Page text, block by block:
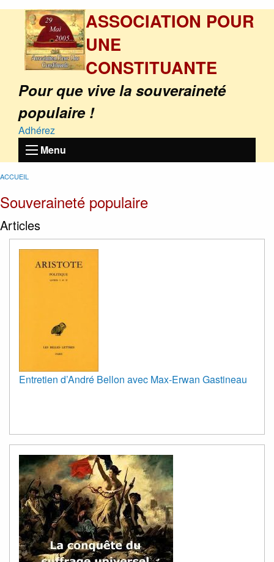
ASSOCIATION POUR
UNE
CONSTITUANTE
Pour que vive la souveraineté
populaire !
Adhérez
Menu
ACCUEIL
Souveraineté populaire
Articles
Entretien d’André Bellon avec Max-Erwan Gastineau